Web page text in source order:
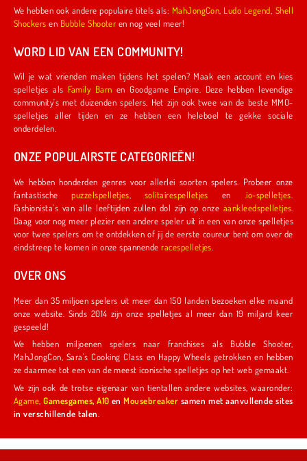
We hebben ook andere populaire titels als: MahJongCon Ludo Legend Shell
Shockers en Bubble Shooter en nog veel meer!
WORD LID VAN EEN COMMUNITY!
Wil je wat vrienden maken tijdens het spelen? Maak een account en kies
spelletjes als
Family Barn en Goodgame Empire. Deze hebben levendige
community's met duizenden spelers. Het zijn ook twee van de beste MMO-
spelletjes aller tijden en ze hebben een heleboel te gekke sociale
onderdelen.
ONZE POPULAIRSTE CATEGORIEËN!
We hebben honderden genres voor allerlei soorten spelers. Probeer onze
fantastischepuzzelspelletjes solitairespelletjes en .io-spelletjes
Fashionista's van alle leeftijden zullen dol zijn op onze aankleedspelletjes
Daag voor nog meer plezier een andere speler uit in een van onze spelletjes
voor twee spelers om te ontdekken of jij de eerste coureur bent om over de
eindstreep te komen in onze spannenderacespelletjes
OVER ONS
Meer dan 35 miljoen spelers uit meer dan 150 landen bezoeken elke maand
onze website. Sinds 2014 zijn onze spelletjes al meer dan 19 miljard keer
gespeeld!
We hebben miljoenen spelers naar franchises als Bubble Shooter,
MahJongCon, Sara's Cooking Class en Happy Wheels getrokken en hebben
ze daarmee tot een van de meest iconische spelletjes op het web gemaakt.
We zijn ook de trotse eigenaar van tientallen andere websites, waaronder:
Agame ,Gamesgames,A10 enMousebreaker samen met aanvullende sites
in verschillende talen.